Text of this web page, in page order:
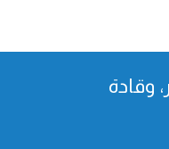
وقادة